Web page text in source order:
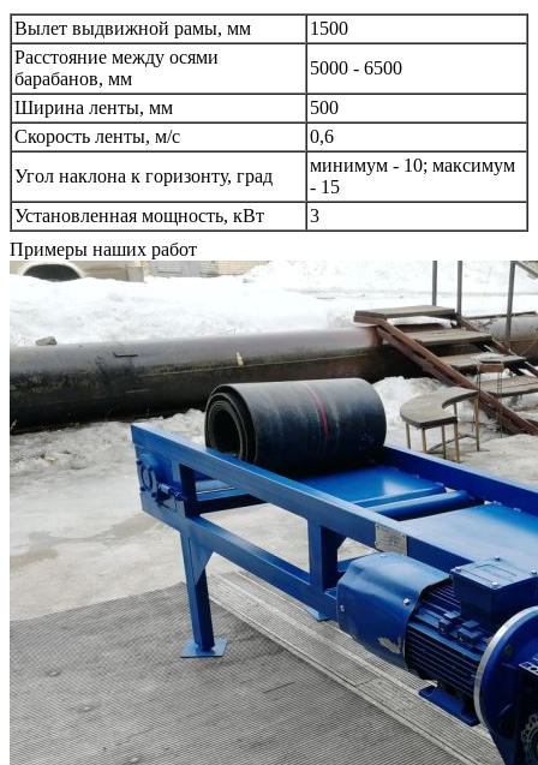
Вылет выдвижной рамы, мм
1500
Расстояние между осями
барабанов, мм
5000 - 6500
Ширина ленты, мм
500
Скорость ленты, м/с
0,6
Угол наклона к горизонту, град
минимум - 10; максимум
- 15
Установленная мощность, кВт
3
Примеры наших работ